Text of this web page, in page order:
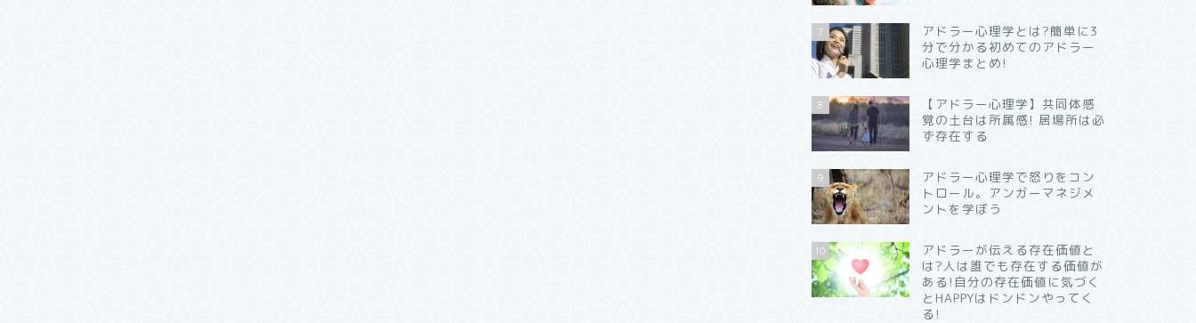
7
アドラー心理学とは?簡単に3
分で分かる初めてのアドラー
心理学まとめ!
8
【アドラー心理学】共同体感
覚の土台は所属感! 居場所は必
ず存在する
9
アドラー心理学で怒りをコン
トロール。アンガーマネジメ
ントを学ぼう
10
アドラーが伝える存在価値と
は?人は誰でも存在する価値が
ある!自分の存在価値に気づく
とHAPPYはドンドンやってく
る!